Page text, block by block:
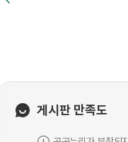
게시판 만족도